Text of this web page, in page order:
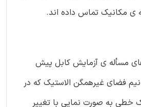
ی مکانیک تماس داده اند.
مسأله ی آزمایش کابل پیش
فضای غیرهمگن الاستیک که در
خطی به صورت نمایی با تغییر